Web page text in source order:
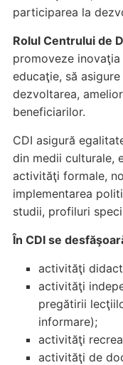
participarea la
Rolul Centrului de
promoveze
educaţie, să
dezvoltarea,
beneficiarilor.
CDI asigură
din medii culturale,
activităţi formale,
implementarea
studii, profiluri
În CDI se
activităţi
activităţi
pregătirii
informare);
activităţi
activităţi de